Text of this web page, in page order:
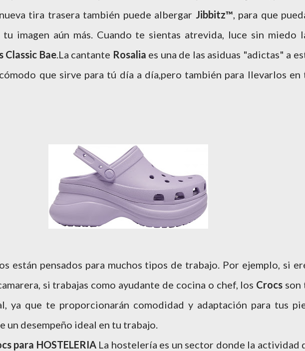
tira trasera también puede albergar Jibbitz™, para que
tu imagen aún más. Cuando te sientas atrevida, luce sin miedo
Classic Bae.La cantante Rosalia es una de las asiduas "adictas" a
que sirve para tú día a día,pero también para llevarlos en
están pensados para muchos tipos de trabajo. Por ejemplo, si
si trabajas como ayudante de cocina o chef, los Crocs son
ya que te proporcionarán comodidad y adaptación para tus
un desempeño ideal en tu trabajo.
para HOSTELERIALa hostelería es un sector donde la actividad